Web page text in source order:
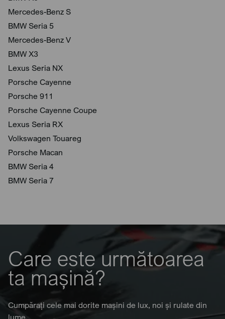
Mercedes-Benz S
BMW Seria 5
Mercedes-Benz V
BMW X3
Lexus Seria NX
Porsche Cayenne
Porsche 911
Porsche Cayenne Coupe
Lexus Seria RX
Volkswagen Touareg
Porsche Macan
BMW Seria 4
BMW Seria 7
Care este următoarea
ta mașină?
Cumpărați cele mai dorite mașini de lux, noi și rulate din